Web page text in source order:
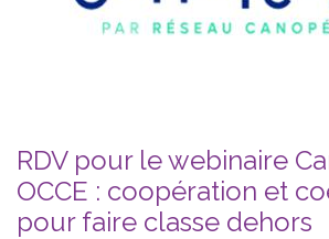
RDV pour le webinaire
OCCE : coopération et
pour faire classe dehors